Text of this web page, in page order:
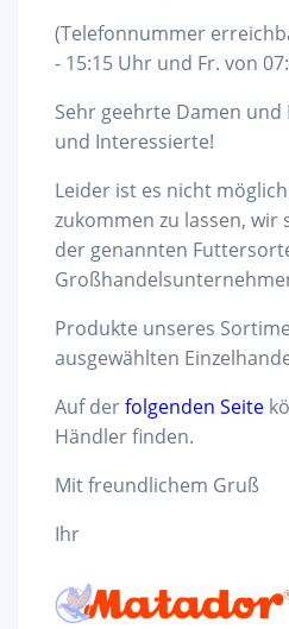
(Telefonnummer
- 15:15 Uhr und Fr. von
Sehr geehrte Damen
und Interessierte!
Leider ist es nicht
zukommen zu lassen,
der genannten
Produkte unseres
ausgewählten
Auf derfolgenden Seite
Händler finden.
Mit freundlichem Gruß
Ihr